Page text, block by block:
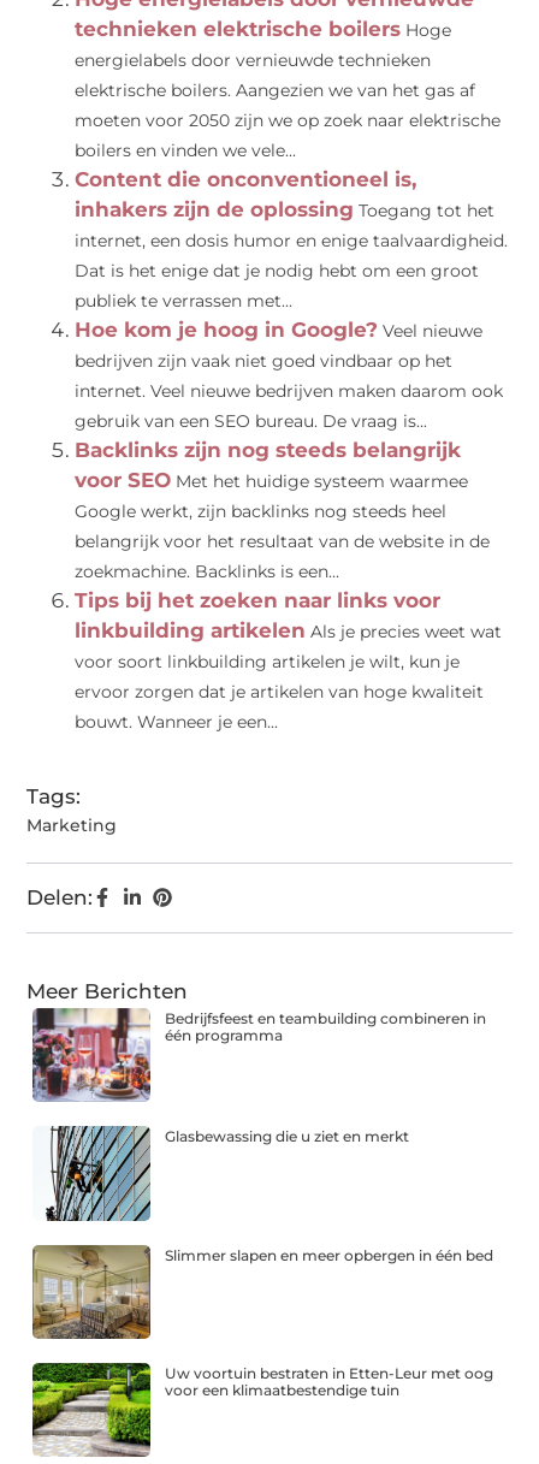
technieken elektrische boilers Hoge
energielabels door vernieuwde technieken
elektrische boilers. Aangezien we van het gas af
moeten voor 2050 zijn we op zoek naar elektrische
boilers en vinden we vele...
Content die onconventioneel is,
inhakers zijn de oplossing Toegang tot het
internet, een dosis humor en enige taalvaardigheid.
Dat is het enige dat je nodig hebt om een groot
publiek te verrassen met...
Hoe kom je hoog in Google? Veel nieuwe
bedrijven zijn vaak niet goed vindbaar op het
internet. Veel nieuwe bedrijven maken daarom ook
gebruik van een SEO bureau. De vraag is...
Backlinks zijn nog steeds belangrijk
voor SEO Met het huidige systeem waarmee
Google werkt, zijn backlinks nog steeds heel
belangrijk voor het resultaat van de website in de
zoekmachine. Backlinks is een...
Tips bij het zoeken naar links voor
linkbuilding artikelen Als je precies weet wat
voor soort linkbuilding artikelen je wilt, kun je
ervoor zorgen dat je artikelen van hoge kwaliteit
bouwt. Wanneer je een...
Tags:
Marketing
Delen:
Meer Berichten
Bedrijfsfeest en teambuilding combineren in
één programma
Glasbewassing die u ziet en merkt
Slimmer slapen en meer opbergen in één bed
Uw voortuin bestraten in Etten-Leur met oog
voor een klimaatbestendige tuin